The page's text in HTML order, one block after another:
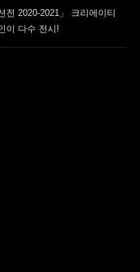
전 2020-2021」 크리에이티
이 다수 전시!